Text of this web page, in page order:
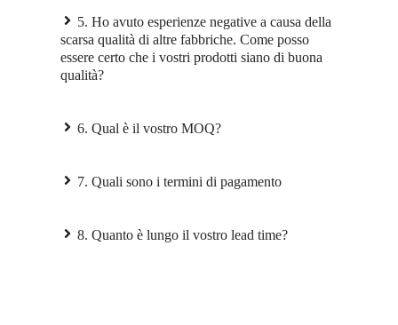
5. Ho avuto esperienze negative a causa della
scarsa qualità di altre fabbriche. Come posso
essere certo che i vostri prodotti siano di buona
qualità?
6. Qual è il vostro MOQ?
7. Quali sono i termini di pagamento
8. Quanto è lungo il vostro lead time?